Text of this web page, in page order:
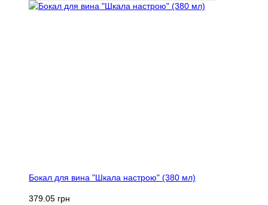
Бокал для вина "Шкала настрою" (380 мл)
379.05 грн